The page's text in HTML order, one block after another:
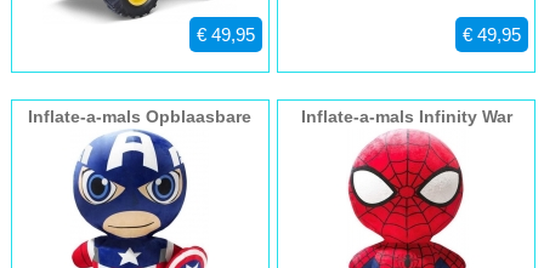
€ 49,95 € 49,95
Inflate-a-mals Opblaasbare
pluche Captain America
Inflate-a-mals Infinity War
Spiderman